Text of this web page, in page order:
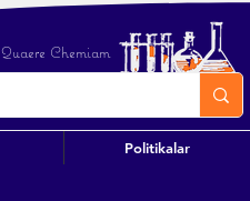
Quaere Chemiam
Politikalar